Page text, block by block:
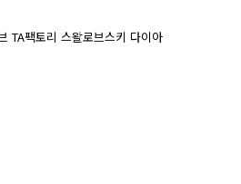
TA팩토리 스왈로브스키 다이아